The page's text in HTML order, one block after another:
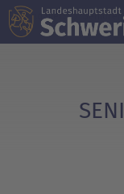
Sie sind hier: Senioren